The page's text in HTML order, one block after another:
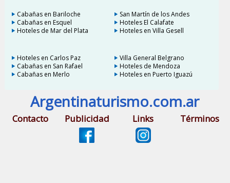
Cabañas en Bariloche
San Martín de los Andes
Cabañas en Esquel
Hoteles El Calafate
Hoteles de Mar del Plata
Hoteles en Villa Gesell
Hoteles en Carlos Paz
Villa General Belgrano
Cabañas en San Rafael
Hoteles de Mendoza
Cabañas en Merlo
Hoteles en Puerto Iguazú
Argentinaturismo.com.ar
Contacto Publicidad Links Términos